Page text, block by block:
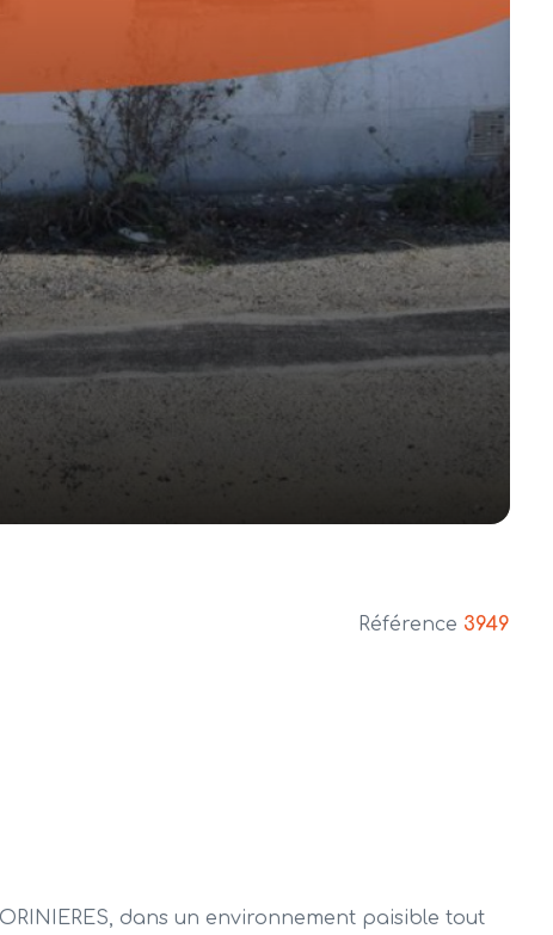
Référence 3949
dans un environnement paisible tout